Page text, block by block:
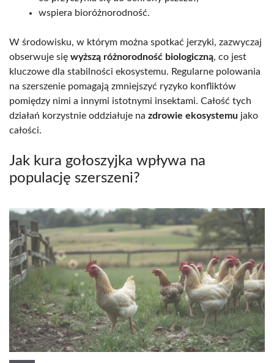
wspiera bioróżnorodność.
W środowisku, w którym można spotkać jerzyki, zazwyczaj
obserwuje się wyższą różnorodność biologiczną, co jest
kluczowe dla stabilności ekosystemu. Regularne polowania
na szerszenie pomagają zmniejszyć ryzyko konfliktów
pomiędzy nimi a innymi istotnymi insektami. Całość tych
działań korzystnie oddziałuje na zdrowie ekosystemu jako
całości.
Jak kura gołoszyjka wpływa na
populację szerszeni?